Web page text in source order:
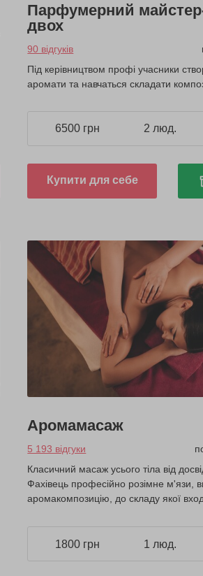
Парфумерний
двох
90 відгуків
Під керівництвом профі учасники
аромати та навчаться складати
6500 грн 2 люд.
Купити для себе
Аромамасаж
5 193 відгуки
Класичний масаж усього тіла від
Фахівець професійно розімне м'язи,
аромакомпозицію, до складу якої
1800 грн 1 люд.